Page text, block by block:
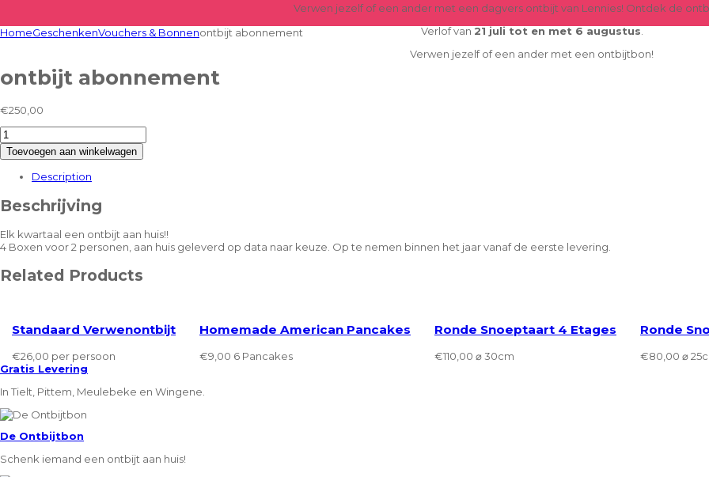
Verwen jezelf of een ander met een dagvers ontbijt van Lennies! Ontdek de
Verlof van21 juli tot en met 6 augustus.
Verwen jezelf of een ander met een ontbijtbon!
HomeGeschenkenVouchers & Bonnenontbijt abonnement
ontbijt abonnement
€250,00
ontbijt
abonnement
aantal
Toevoegen aan winkelwagen
Description
Beschrijving
Elk kwartaal een ontbijt aan huis!!
4 Boxen voor 2 personen, aan huis geleverd op data naar keuze. Op te nemen binnen het jaar vanaf de eerste levering.
Related Products
Standaard Verwenontbijt
€26,00 per persoon
Homemade American Pancakes
€9,00 6 Pancakes
Ronde Snoeptaart 4 Etages
€110,00 ⌀ 30cm
Ronde
€80,00 ⌀
Gratis Levering
In Tielt, Pittem, Meulebeke en Wingene.
De Ontbijtbon
Schenk iemand een ontbijt aan huis!